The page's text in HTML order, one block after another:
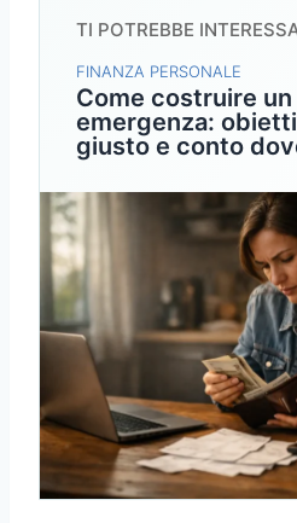
TI POTREBBE
FINANZA PERSONALE
Come costruire
emergenza:
giusto e conto